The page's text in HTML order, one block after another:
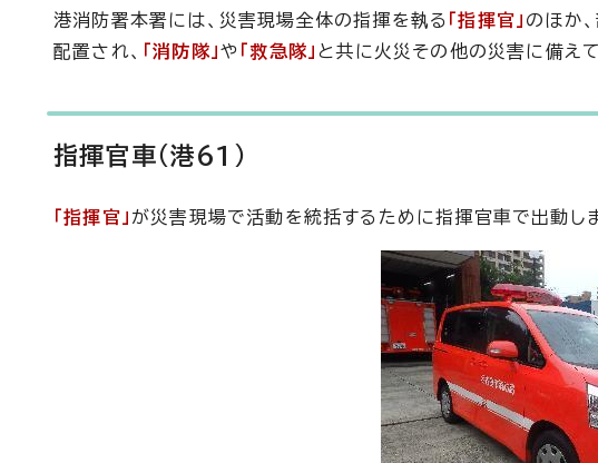
港消防署本署には、災害現場全体の指揮を執る 「指揮官」 のほか
配置され、
「消防隊」や 「救急隊」 と共に火災その他の災害に備えて
指揮官車（港61）
「指揮官」 が災害現場で活動を統括するために指揮官車で出動しま